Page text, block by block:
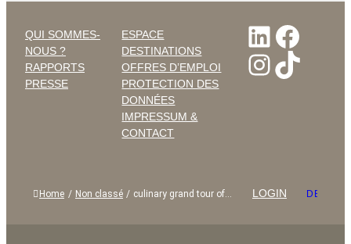
QUI SOMMES-
NOUS ?
RAPPORTS
PRESSE
ESPACE
DESTINATIONS
OFFRES D’EMPLOI
PROTECTION DES
DONNÉES
IMPRESSUM &
CONTACT
LinkedIn
Home / Non classé / culinary grand tour of… LOGIN